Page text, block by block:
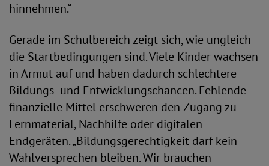
hinnehmen.“
Gerade im Schulbereich zeigt sich, wie ungleich
die Startbedingungen sind. Viele Kinder wachsen
in Armut auf und haben dadurch schlechtere
Bildungs- und Entwicklungschancen. Fehlende
finanzielle Mittel erschweren den Zugang zu
Lernmaterial, Nachhilfe oder digitalen
Endgeräten. „Bildungsgerechtigkeit darf kein
Wahlversprechen bleiben. Wir brauchen